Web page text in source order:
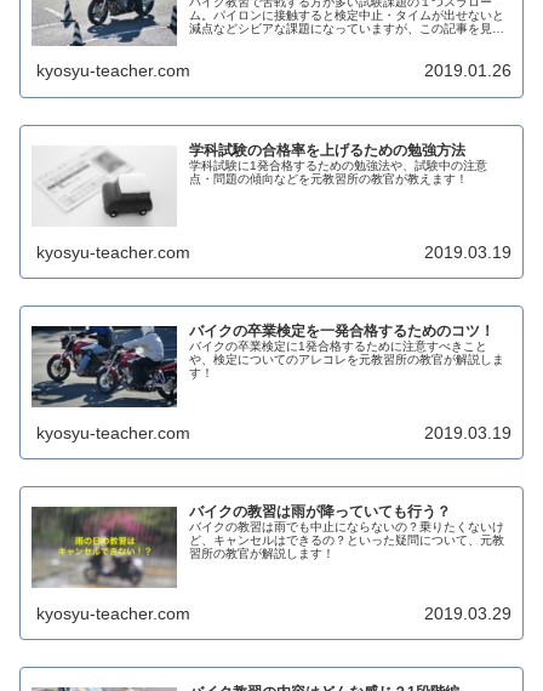
ム。パイロンに接触すると検定中止・タイムが出せないと
減点などシビアな課題になっていますが、この記事を見れ
kyosyu-teacher.com 2019.01.26
学科試験の合格率を上げるための勉強方法
学科試験に1発合格するための勉強法や、試験中の注意
点・問題の傾向などを元教習所の教官が教えます！
kyosyu-teacher.com 2019.03.19
バイクの卒業検定を一発合格するためのコツ！
バイクの卒業検定に1発合格するために注意すべきこと
や、検定についてのアレコレを元教習所の教官が解説しま
す！
kyosyu-teacher.com 2019.03.19
バイクの教習は雨が降っていても行う？
バイクの教習は雨でも中止にならないの？乗りたくないけ
ど、キャンセルはできるの？といった疑問について、元教
習所の教官が解説します！
kyosyu-teacher.com 2019.03.29